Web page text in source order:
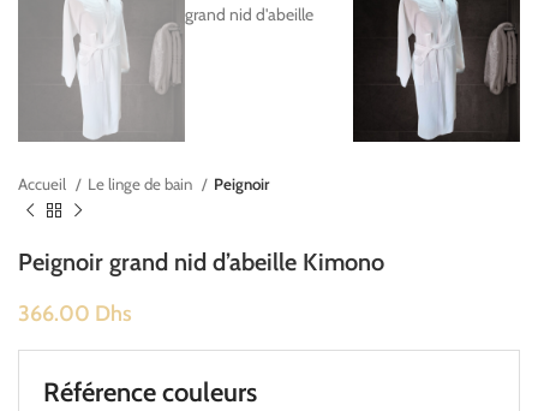
Accueil Le linge de bain Peignoir
Peignoir grand nid d’abeille Kimono
366.00 Dhs
Référence couleurs